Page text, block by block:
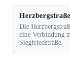
Herzbergstraße
Die
eine Verbindung
Siegfriedstraße.